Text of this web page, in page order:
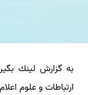
خدمات ما
درباره ما
به گزارش لینك
ارتباطات و علوم